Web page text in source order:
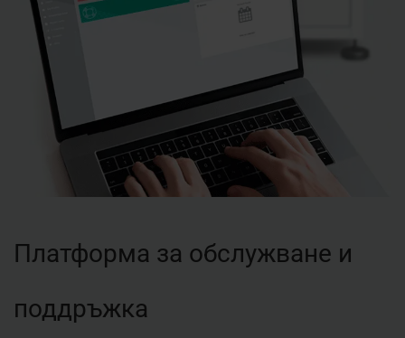
Платформа за обслужване и
поддръжка